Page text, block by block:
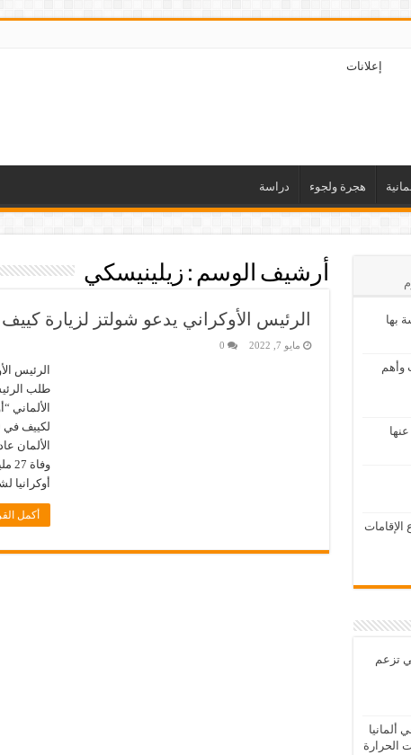
إعلانات
هجرة ولجوء دراسة
أرشيف الوسم : زيلينيسكي
الرئيس الأوكراني يدعو شولتز لزيارة
مايو 7, 2022 0
الرئيس
طلب
الألماني
الألمان
أوكرانيا
أكمل
بها
وأهم
تزعم
الحرارة